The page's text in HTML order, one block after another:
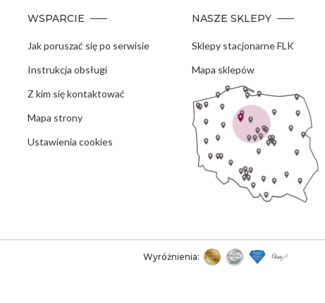
WSPARCIE
Jak poruszać się po serwisie
Instrukcja obsługi
Z kim się kontaktować
Mapa strony
Ustawienia cookies
NASZE SKLEPY
Sklepy stacjonarne FLK
Mapa sklepów
Wyróżnienia: